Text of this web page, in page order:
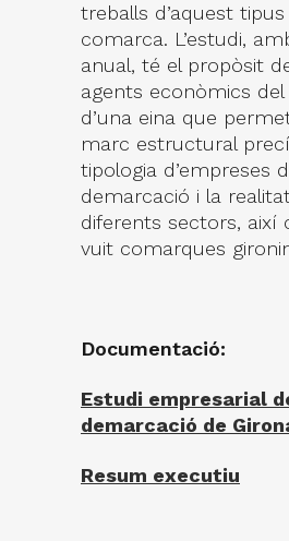
treballs d’aquest tipus
comarca. L’estudi,
anual, té el propòsit
agents econòmics
d’una eina que
marc estructural
tipologia d’empreses
demarcació i la
diferents sectors, així
vuit comarques
Documentació:
Estudi empresarial
demarcació de
Resum executiu